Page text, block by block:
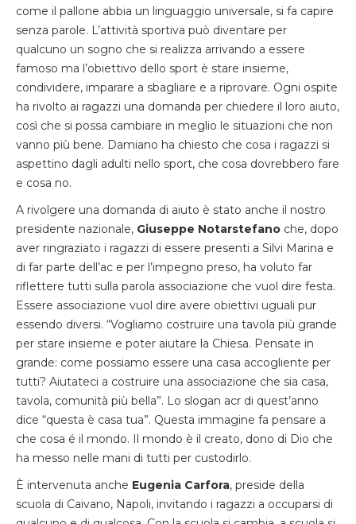
come il pallone abbia un linguaggio universale, si fa capire
senza parole. L’attività sportiva può diventare per
qualcuno un sogno che si realizza arrivando a essere
famoso ma l’obiettivo dello sport è stare insieme,
condividere, imparare a sbagliare e a riprovare. Ogni ospite
ha rivolto ai ragazzi una domanda per chiedere il loro aiuto,
così che si possa cambiare in meglio le situazioni che non
vanno più bene. Damiano ha chiesto che cosa i ragazzi si
aspettino dagli adulti nello sport, che cosa dovrebbero fare
e cosa no.
A rivolgere una domanda di aiuto è stato anche il nostro
presidente nazionale, Giuseppe Notarstefano che, dopo
aver ringraziato i ragazzi di essere presenti a Silvi Marina e
di far parte dell’ac e per l’impegno preso, ha voluto far
riflettere tutti sulla parola associazione che vuol dire festa.
Essere associazione vuol dire avere obiettivi uguali pur
essendo diversi. “Vogliamo costruire una tavola più grande
per stare insieme e poter aiutare la Chiesa. Pensate in
grande: come possiamo essere una casa accogliente per
tutti? Aiutateci a costruire una associazione che sia casa,
tavola, comunità più bella”. Lo slogan acr di quest’anno
dice “questa è casa tua”. Questa immagine fa pensare a
che cosa é il mondo. Il mondo è il creato, dono di Dio che
ha messo nelle mani di tutti per custodirlo.
È intervenuta anche Eugenia Carfora, preside della
scuola di Caivano, Napoli, invitando i ragazzi a occuparsi di